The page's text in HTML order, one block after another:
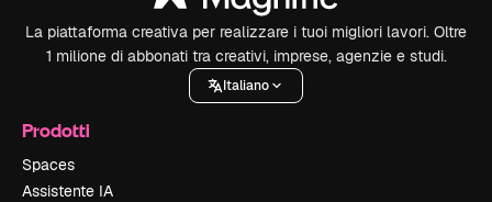
La piattaforma creativa per realizzare i tuoi migliori lavori. Oltre
1 milione di abbonati tra creativi, imprese, agenzie e studi.
Italiano
Prodotti
Spaces
Assistente IA